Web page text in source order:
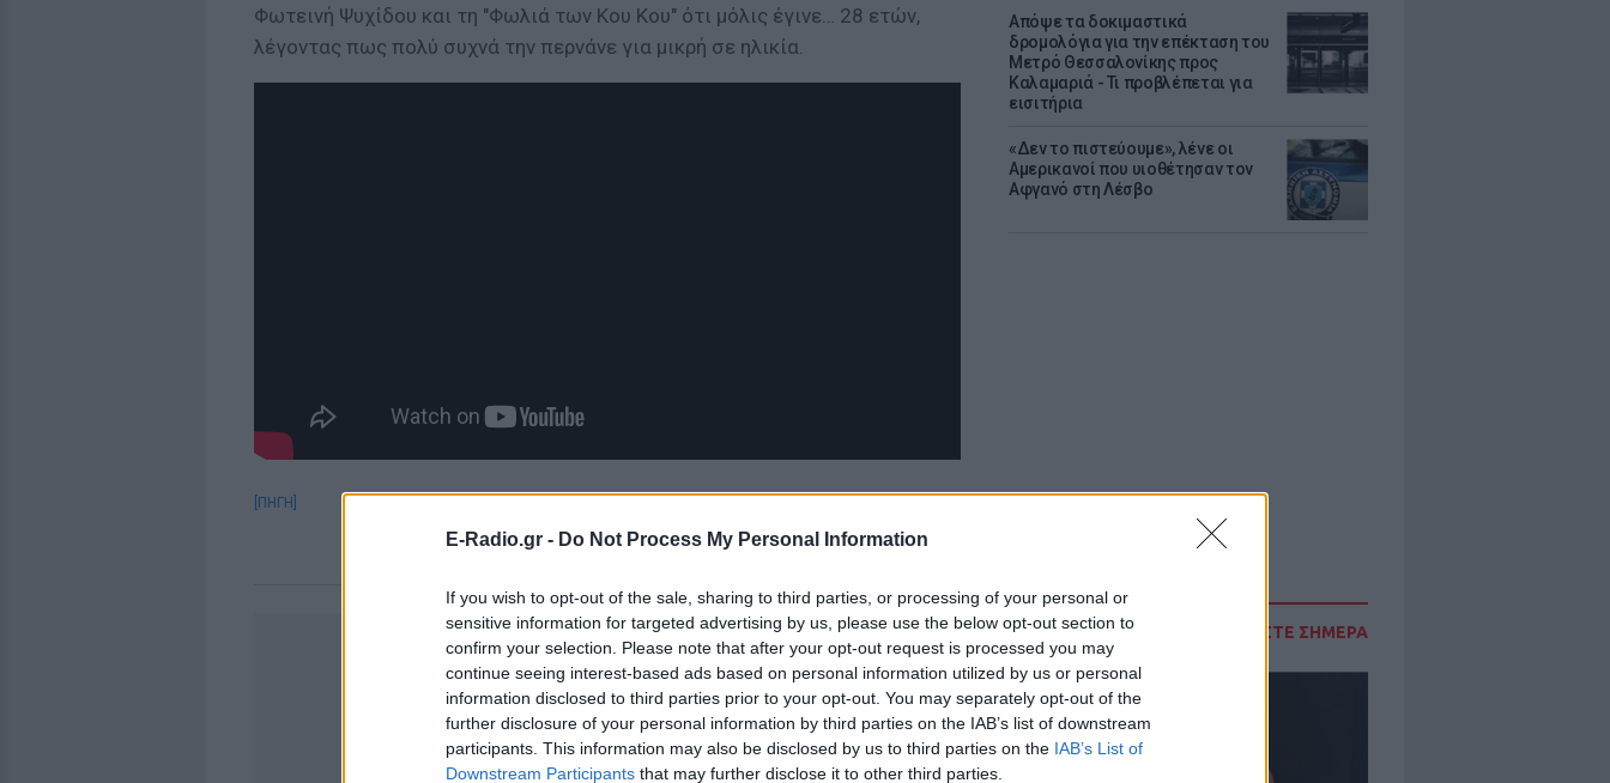
E-Radio.gr - Do Not Process My Personal Information
If you wish to opt-out of the sale, sharing to third parties, or processing of your personal or
sensitive information for targeted advertising by us, please use the below opt-out section to
confirm your selection. Please note that after your opt-out request is processed you may
continue seeing interest-based ads based on personal information utilized by us or personal
information disclosed to third parties prior to your opt-out. You may separately opt-out of the
further disclosure of your personal information by third parties on the IAB’s list of downstream
participants. This information may also be disclosed by us to third parties on the IAB’s List of
Downstream Participants that may further disclose it to other third parties.
Απόψε τα δοκιμαστικά
δρομολόγια για την επέκταση του
Μετρό Θεσσαλονίκης προς
Καλαμαριά - Τι προβλέπεται για
εισιτήρια
«Δεν το πιστεύουμε», λένε οι
Αμερικανοί που υιοθέτησαν τον
Αφγανό στη Λέσβο
ΔΙΑΒΑΣΤΕ ΣΗΜΕΡΑ
Φωτεινή Ψυχίδου και τη "Φωλιά των Κου Κου" ότι μόλις έγινε… 28 ετών,
λέγοντας πως πολύ συχνά την περνάνε για μικρή σε ηλικία.
[ΠΗΓΗ]